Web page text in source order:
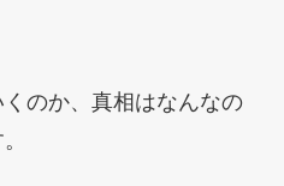
のか、真相はなんなの